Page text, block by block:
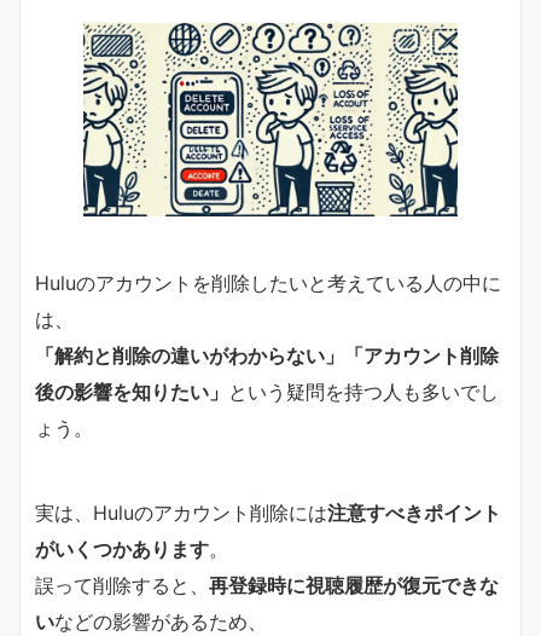
Huluのアカウントを削除したいと考えている人の中に
は、
「解約と削除の違いがわからない」「アカウント削除
後の影響を知りたい」 という疑問を持つ人も多いでし
ょう。
実は、Huluのアカウント削除には注意すべきポイント
がいくつかあります。
誤って削除すると、 再登録時に視聴履歴が復元できな
いなどの影響があるため、